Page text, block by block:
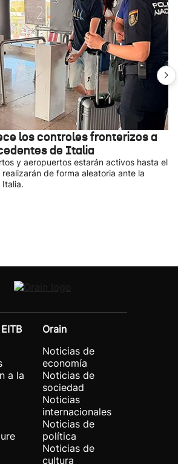
los controles fronterizos a
de Italia
y aeropuertos estarán activos hasta el
de forma aleatoria ante la
Italia.
a la
Orain
Noticias de
economía
Noticias de
sociedad
Noticias
internacionales
Noticias de
política
Noticias de
cultura